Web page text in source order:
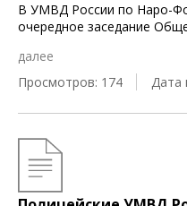
В УМВД России по Наро-
очередное заседание
далее
Просмотров: 174
Дата